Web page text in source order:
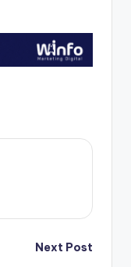
Next Post